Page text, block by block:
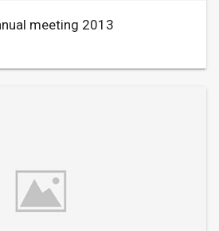
meeting 2013